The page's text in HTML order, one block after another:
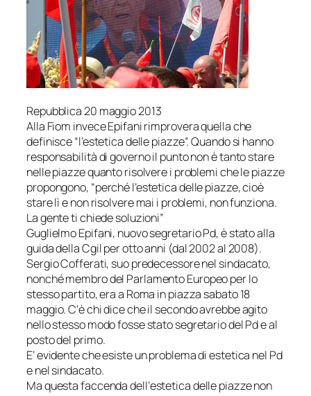
Repubblica20 maggio 2013
Alla Fiom invece Epifani rimprovera quella che
definisce “l’estetica delle piazze”. Quando si hanno
responsabilità di governo il punto non è tanto stare
nelle piazze quanto risolvere i problemi che le piazze
propongono, “perché l’estetica delle piazze, cioè
stare lì e non risolvere mai i problemi, non funziona.
La gente ti chiede soluzioni”
Guglielmo Epifani, nuovo segretario Pd, è stato alla
guida della Cgil per otto anni (dal 2002 al 2008).
Sergio Cofferati, suo predecessore nel sindacato,
nonché membro del Parlamento Europeo per lo
stesso partito, era a Roma in piazza sabato 18
maggio. C’è chi dice che il secondo avrebbe agito
nello stesso modo fosse stato segretario del Pd e al
posto del primo.
E’ evidente che esiste un problema di estetica nel Pd
e nel sindacato.
Ma questa faccenda dell’estetica delle piazzenon